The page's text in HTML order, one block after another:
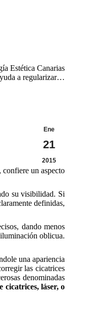
Estética Canarias
a regularizar…
Ene
21
2015
confiere un aspecto
su visibilidad. Si
definidas,
dando menos
oblicua.
una apariencia
las cicatrices
denominadas
cicatrices, láser, o